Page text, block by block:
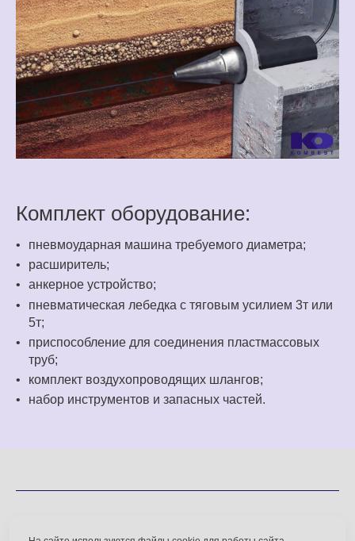
Комплект оборудование:
пневмоударная машина требуемого диаметра;
расширитель;
анкерное устройство;
пневматическая лебедка с тяговым усилием 3т или
5т;
приспособление для соединения пластмассовых
труб;
комплект воздухопроводящих шлангов;
набор инструментов и запасных частей.